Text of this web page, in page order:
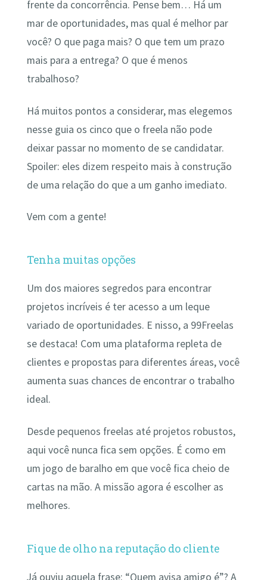
frente da concorrência. Pense bem… Há um
mar de oportunidades, mas qual é melhor par
você? O que paga mais? O que tem um prazo
mais para a entrega? O que é menos
trabalhoso?
Há muitos pontos a considerar, mas elegemos
nesse guia os cinco que o freela não pode
deixar passar no momento de se candidatar.
Spoiler: eles dizem respeito mais à construção
de uma relação do que a um ganho imediato.
Vem com a gente!
Tenha muitas opções
Um dos maiores segredos para encontrar
projetos incríveis é ter acesso a um leque
variado de oportunidades. E nisso, a 99Freelas
se destaca! Com uma plataforma repleta de
clientes e propostas para diferentes áreas, você
aumenta suas chances de encontrar o trabalho
ideal.
Desde pequenos freelas até projetos robustos,
aqui você nunca fica sem opções. É como em
um jogo de baralho em que você fica cheio de
cartas na mão. A missão agora é escolher as
melhores.
Fique de olho na reputação do cliente
Já ouviu aquela frase: “Quem avisa amigo é”? A